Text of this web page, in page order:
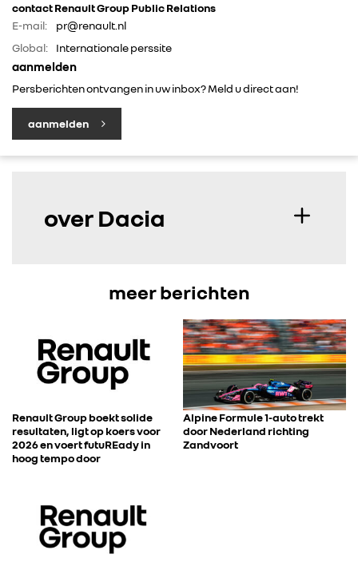
contact Renault Group Public Relations
E-mail:
pr@renault.nl
Global:
Internationale perssite
aanmelden
Persberichten ontvangen in uw inbox? Meld u direct aan!
aanmelden
over Dacia
meer berichten
Renault Group boekt solide
resultaten, ligt op koers voor
2026 en voert futuREady in
hoog tempo door
Alpine Formule 1-auto trekt
door Nederland richting
Zandvoort